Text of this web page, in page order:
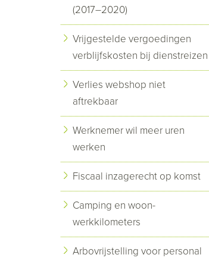
(2017–2020)
Vrijgestelde vergoedingen
verblijfskosten bij dienstreizen
Verlies webshop niet
aftrekbaar
Werknemer wil meer uren
werken
Fiscaal inzagerecht op komst
Camping en woon-
werkkilometers
Arbovrijstelling voor personal